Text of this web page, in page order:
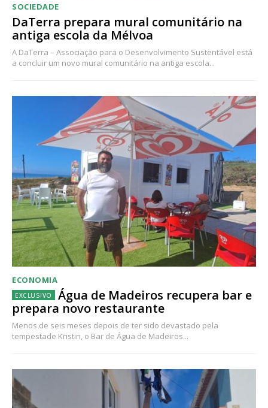
SOCIEDADE
DaTerra prepara mural comunitário na
antiga escola da Mélvoa
A DaTerra – Associação para o Desenvolvimento Sustentável está
a concluir um novo mural comunitário na antiga escola...
ECONOMIA
Água de Madeiros recupera bar e
prepara novo restaurante
Menos de seis meses depois de ter sido devastado pela
tempestade Kristin, o Bar de Água de Madeiros...